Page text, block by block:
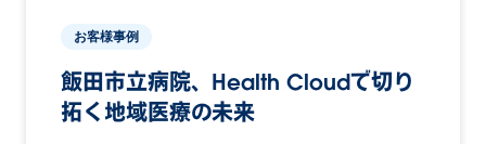
お客様事例
飯田市立病院、Health Cloudで切り
拓く地域医療の未来